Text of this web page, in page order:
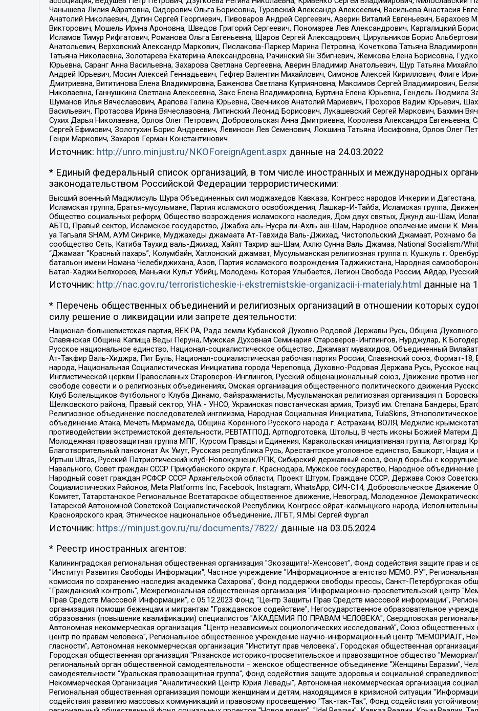
Чанышева Лилия Айратовна, Сидорович Ольга Борисовна, Туровский Александр Алексеевич, Васильева Анастасия
Анатолий Николаевич, Дугин Сергей Георгиевич, Пивоваров Андрей Сергеевич, Аверин Виталий Евгеньевич,
Викторович, Мошель Ирина Ароновна, Шведов Григорий Сергеевич, Пономарев Лев Александрович, Каргалицкий
Исламов Тимур Рифгатович, Романова Ольга Евгеньевна, Щаров Сергей Алексадрович, Цирульников Борис
Анатольевич, Верховский Александр Маркович, Пислакова-Паркер Марина Петровна, Кочеткова Татьяна
Татьяна Николаевна, Золотарева Екатерина Александровна, Рачинский Ян Збигневич, Жемкова Елена Борисовна,
Юрьевна, Саранг Анна Васильевна, Захарова Светлана Сергеевна, Аверин Владимир Анатольевич, Щур Татьяна
Андрей Юрьевич, Мосин Алексей Геннадьевич, Гефтер Валентин Михайлович, Симонов Алексей Кириллович, Флиге
Дмитриевна, Вититинова Елена Владимировна, Баженова Светлана Куприяновна, Максимов Сергей Владимирович,
Николаевна, Ганнушкина Светлана Алексеевна, Закс Елена Владимировна, Буртина Елена Юрьевна, Гендель Людмила
Шуманов Илья Вячеславович, Арапова Галина Юрьевна, Свечников Анатолий Мариевич, Прохоров Вадим Юрьевич,
Васильевич, Протасова Ирина Вячеславовна, Литинский Леонид Борисович, Лукашевский Сергей Маркович, Бахмин
Сухих Дарья Николаевна, Орлов Олег Петрович, Добровольская Анна Дмитриевна, Королева Александра Евгеньевна,
Сергей Ефимович, Золотухин Борис Андреевич, Левинсон Лев Семенович, Локшина Татьяна Иосифовна, Орлов Олег
Генри Маркович, Захаров Герман Константинович
Источник: http://unro.minjust.ru/NKOForeignAgent.aspxданные на 24.03.2022
* Единый федеральный список организаций, в том числе иностранных и международных
законодательством Российской Федерации террористическими:
Высший военный Маджлисуль Шура Объединенных сил моджахедов Кавказа, Конгресс народов Ичкерии и Дагестана,
Исламская группа, Братья-мусульмане, Партия исламского освобождения, Лашкар-И-Тайба, Исламская группа,
Общество социальных реформ, Общество возрождения исламского наследия, Дом двух святых, Джунд аш-Шам,
АБТО, Правый сектор, Исламское государство, Джабха аль-Нусра ли-Ахль аш-Шам, Народное ополчение имени К.
уа Тагьаля SHAM, АУМ Синрике, Муджахеды джамаата Ат-Тавхида Валь-Джихад, Чистопольский Джамаат, Рохнамо ба
сообщество Сеть, Катиба Таухид валь-Джихад, Хайят Тахрир аш-Шам, Ахлю Сунна Валь Джамаа, National Socialism/
“Джамаат “Красный пахарь”, Колумбайн, Хатлонский джамаат, Мусульманская религиозная группа п. Кушкуль г.
батальон имени Номана Челебиджихана, Азов, Партия исламского возрождения Таджикистана, Народная
Батал-Хаджи Белхороев, Маньяки Культ Убийц, Молодёжь Которая Улыбается, Легион Свобода России, Айдар,
Источник: http://nac.gov.ru/terroristicheskie-i-ekstremistskie-organizacii-i-materialy.html данные на
* Перечень общественных объединений и религиозных организаций в отношении которых
силу решение о ликвидации или запрете деятельности:
Национал-большевистская партия, ВЕК РА, Рада земли Кубанской Духовно Родовой Державы Русь, Община
Славянская Община Капища Веды Перуна, Мужская Духовная Семинария Староверов-Инглингов, Нурджулар, К
Русское национальное единство, Национал-социалистическое общество, Джамаат мувахидов, Объединенный
Ат-Такфир Валь-Хиджра, Пит Буль, Национал-социалистическая рабочая партия России, Славянский союз, Формат-
народа, Национальная Социалистическая Инициатива города Череповца, Духовно-Родовая Держава Русь, Русское
Инглистической церкви Православных Староверов-Инглингов, Русский общенациональный союз, Движение против
свободе совести и о религиозных объединениях, Омская организация общественного политического движения
Клуб Болельщиков Футбольного Клуба Динамо, Файзрахманисты, Мусульманская религиозная организация п.
Щелковского района, Правый сектор, УНА - УНСО, Украинская повстанческая армия, Тризуб им. Степана Бандеры,
Религиозное объединение последователей инглиизма, Народная Социальная Инициатива, TulaSkins,
объединение Атака, Мечеть Мирмамеда, Община Коренного Русского народа г. Астрахани, ВОЛЯ, Меджлис
противодействии экстремистской деятельности, РЕВТАТПОД, Артподготовка, Штольц, В честь иконы Божией Матери
Молодежная правозащитная группа МПГ, Курсом Правды и Единения, Каракольская инициативная группа, Автоград
Благотворительный пансионат Ак Умут, Русская республика Русь, Арестантское уголовное единство, Башкорт, Нация
Иртыш Ultras, Русский Патриотический клуб-Новокузнецк/РПК, Сибирский державный союз, Фонд борьбы с
Навального, Совет граждан СССР Прикубанского округа г. Краснодара, Мужское государство, Народное
Народный совет граждан РСФСР СССР Архангельской области, Проект Штурм, Граждане СССР, Держава Союз
Социалистических Районов, Meta Platforms Inc, Facebook, Instagram, WhatsApp, СИЧ-С14, Добровольческое Движение
Комитет, Татарстанское Региональное Всетатарское общественное движение, Невоград, Молодежное
Татарской Автономной Советской Социалистической Республики, Конгресс ойрат-калмыцкого народа,
Красноярского края, Этническое национальное объединение, ЛГБТ, Я.МЫ Сергей Фургал
Источник: https://minjust.gov.ru/ru/documents/7822/ данные на 03.05.2024
* Реестр иностранных агентов:
Калининградская региональная общественная организация "Экозащита!-Женсовет", Фонд содействия защите прав и свобод граждан "Общественный вердикт", Фонд "Институт Развития Свободы Информации", Частное учреждение "Информационное агентство МЕМО. РУ", Региональная общественная организация "Общественная комиссия по сохранению наследия академика Сахарова", Фонд поддержки свободы прессы, Санкт-Петербургская общественная правозащитная организация "Гражданский контроль", Межрегиональная общественная организация "Информационно-просветительский центр "Мемориал", Региональный Фонд "Центр Защиты Прав Средств Массовой Информации", с 05.12.2023 Фонд "Центр Защиты Прав Средств массовой информации", Региональная общественная благотворительная организация помощи беженцам и мигрантам "Гражданское содействие", Негосударственное образовательное учреждение дополнительного профессионального образования (повышение квалификации) специалистов "АКАДЕМИЯ ПО ПРАВАМ ЧЕЛОВЕКА", Свердловская региональная общественная организация "Сутяжник", Автономная некоммерческая организация "Центр независимых социологических исследований", Союз общественных объединений "Российский исследовательский центр по правам человека", Региональное общественное учреждение научно-информационный центр "МЕМОРИАЛ", Некоммерческая организация "Фонд защиты гласности", Автономная некоммерческая организация "Институт прав человека", Городская общественная организация "Екатеринбургское общество "МЕМОРИАЛ", Городская общественная организация "Рязанское историко-просветительское и правозащитное общество "Мемориал" (Рязанский Мемориал), Челябинский региональный орган общественной самодеятельности – женское общественное объединение "Женщины Евразии", Челябинский региональный орган общественной самодеятельности "Уральская правозащитная группа", Фонд содействия защите здоровья и социальной справедливости имени Андрея Рылькова, Автономная Некоммерческая Организация "Аналитический Центр Юрия Левады", Автономная некоммерческая организация социальной поддержки населения "Проект Апрель", Региональная общественная организация помощи женщинам и детям, находящимся в кризисной ситуации "Информационно-методический центр "Анна", Фонд содействия развитию массовых коммуникаций и правовому просвещению "Так-так-Так", Фонд содействия устойчивому развитию "Серебряная тайга", Свердловский региональный общественный фонд социальных проектов "Новое время", "Idel.Реалии", Кавказ.Реалии, Крым.Реалии, Телеканал Настоящее Время, Татаро-башкирская служба Радио Свобода (Azatliq Radiosi), Радио Свободная Европа/Радио Свобода (PCE/PC), "Сибирь.Реалии", "Фактограф", Благотворительный фонд помощи осужденным и их семьям, Автономная некоммерческая организация "Институт глобализации и социальных движений", Фонд "В защиту прав заключенных", Частное учреждение "Центр поддержки и содействия развитию средств массовой информации", Пензенский региональный общественный благотворительный фонд "Гражданский союз", "Север.Реалии", Некоммерческая организация Фонд "Правовая инициатива", Общество с ограниченной ответственностью "Радио Свободная Европа/Радио Свобода", Чешское информационное агентство "MEDIUM-ORIENT", Красноярская региональная общественная организация "Мы против СПИДа", Камалягин Денис Николаевич, Маркелов Сергей Евгеньевич, Пономарев Лев Александрович, Савицкая Людмила Алексеевна, Автономная некоммерческая организация "Центр по работе с проблемой насилия "НАСИЛИЮ.НЕТ", Межрегиональный профессиональный союз работников здравоохранения "Альянс врачей", Юридическое лицо, зарегистрированное в Латвийской Республике, SIA "Medusa Project" (регистрационный номер 40103797863, дата регистрации 10.06.2014), Некоммерческая организация "Фонд по борьбе с коррупцией", Автономная некоммерческая организация "Институт права и публичной политики", Баданин Роман Сергеевич, Гликин Максим Александрович, Железнова Мария Михайловна, Лукьянова Юлия Сергеевна, Маетная Елизавета Витальевна, Маняхин Петр Борисович, Чуракова Ольга Владимировна, Ярош Юлия Петровна, Юридическое лицо "The Insider SIA", зарегистрированное в Риге, Латвийская Республика (дата регистрации 26.06.2015), являющееся администратором доменного имени интернет-издания "The Insider SIA", https://theins.ru, Постернак Алексей Евгеньевич, Рубин Михаил Аркадьевич, Анин Роман Александрович, Юридическое лицо Istories fonds, зарегистрированное в Латвийской Республике (регистрационный номер 50008295751, дата регистрации 24.02.2020), Великовский Дмитрий Александрович, Долинина Ирина Николаевна, Мароховская Алеся Алексеевна, Шлейнов Роман Юрьевич, Шмагун Олеся Валентиновна, Общество с ограниченной ответственностью "Альтаир 2021", Общество с ограниченной ответственностью "Вега 2021", Общество с ограниченной ответственностью "Главный редактор 2021", Общество с ограниченной ответственностью "Ромашки монолит", Важенков Артем Валерьевич, Ивановская областная общественная организация "Центр гендерных исследований", Гурман Юрий Альбертович, Медиапроект "ОВД-Инфо", Егоров Владимир Владимирович, Жилинский Владимир Александрович, Общество с ограниченной ответственностью "ЗП", Иванова София Юрьевна, Карезина Инна Павловна, Кильтау Екатерина Викторовна, Петров Алексей Викторович, Пискунов Сергей Евгеньевич, Смирнов Сергей Сергеевич, Тихонов Михаил Сергеевич, Общество с ограниченной ответственностью "ЖУРНАЛИСТ-ИНОСТРАННЫЙ АГЕНТ", Арапова Галина Юрьевна, Вольтская Татьяна Анатольевна, Американская компания "Mason G.E.S. Anonymous Foundation" (США), являющаяся владельцем интернет-издания https://mnews.world/, Компания "Stichting Bellingcat", зарегистрированная в Нидерландах (дата регистрации 11.07.2018), Захаров Андрей Вячеславович, Клепиковская Екатерина Дмитриевна, Общество с ограниченной ответственностью "МЕМО", Перл Роман Александрович, Симонов Евгений Алексеевич, Соловьева Елена Анатольевна, Сотников Даниил Владимирович, Сурначева Елизавета Дмитриевна, Автономная некоммерческая организация по защите прав человека и информированию населения "Якутия – Наше Мнение", Общество с ограниченной ответственностью "Москоу диджитал медиа", с 26.01.2023 Общество с ограниченной ответственностью "Чайка Белые сады", Ветошкина Валерия Валерьевна, Заговора Максим Александрович, Межрегиональное общественное движение "Российская ЛГБТ - сеть", Оленичев Максим Владимирович, Павлов Иван Юрьевич, Скворцова Елена Сергеевна, Общество с ограниченной ответственностью "Как бы инагент", Кочетков Игорь Викторович, Общество с ограниченной ответственностью "Честные выборы", Еланчик Олег Александрович, Общество с ограниченной ответственностью "Нобелевский призыв", Гималова Регина Эмилевна, Григорьев Андрей Валерьевич, Григорьева Алина Александровна, Ассоциация по содействию защите прав призывников, альтернативнослужащих и военнослужащих "Правозащитная группа "Гражданин.Армия.Право", Хисамова Регина Фаритовна, Автономная некоммерческая организация по реализации социально-правовых программ "Лилит", Дальневосточное общественное движение "Маяк", Санкт-Петербургская ЛГБТ-инициативная группа "Выход", Инициативная группа ЛГБТ+ "Реверс", Алексеев Андрей Викторович, Бекбулатова Таисия Львовна, Беляев